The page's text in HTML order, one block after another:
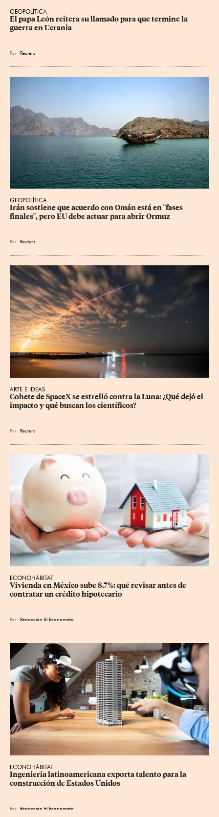
GEOPOLÍTICA
El papa León reitera su llamado para que termine la
guerra en Ucrania
Por Reuters
GEOPOLÍTICA
Irán sostiene que acuerdo con Omán está en "fases
finales", pero EU debe actuar para abrir Ormuz
Por Reuters
ARTE E IDEAS
Cohete de SpaceX se estrelló contra la Luna: ¿Qué dejó el
impacto y qué buscan los científicos?
Por Reuters
ECONOHÁBITAT
Vivienda en México sube 8.7%: qué revisar antes de
contratar un crédito hipotecario
Por Redacción El Economista
ECONOHÁBITAT
Ingeniería latinoamericana exporta talento para la
construcción de Estados Unidos
Por Redacción El Economista